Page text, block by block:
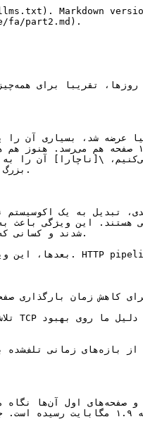
Markdown
fa/part2.md).